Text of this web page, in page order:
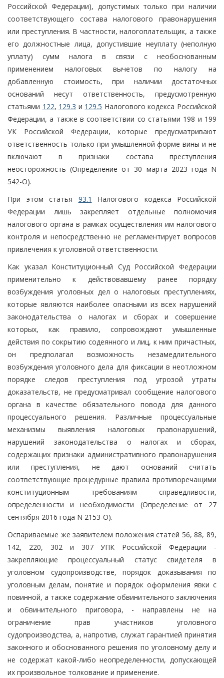
Российской Федерации), допустимых только при наличии
соответствующего состава налогового правонарушения
или преступления. В частности, налогоплательщик, а также
его должностные лица, допустившие неуплату (неполную
уплату) сумм налога в связи с необоснованным
применением налоговых вычетов по налогу на
добавленную стоимость, при наличии достаточных
оснований несут ответственность, предусмотренную
статьями 122, 129.3 и 129.5 Налогового кодекса Российской
Федерации, а также в соответствии со статьями 198 и 199
УК Российской Федерации, которые предусматривают
ответственность только при умышленной форме вины и не
включают в признаки состава преступления
неосторожность (Определение от 30 марта 2023 года N
542-О).
При этом статья 93.1
Налогового кодекса Российской
Федерации лишь закрепляет отдельные полномочия
налогового органа в рамках осуществления им налогового
контроля и непосредственно не регламентирует вопросов
привлечения к уголовной ответственности.
Как указал Конституционный Суд Российской Федерации
применительно к действовавшему ранее порядку
возбуждения уголовных дел о налоговых преступлениях,
которые являются наиболее опасными из всех нарушений
законодательства о налогах и сборах и совершение
которых, как правило, сопровождают умышленные
действия по сокрытию содеянного и лиц, к ним причастных,
он предполагал возможность незамедлительного
возбуждения уголовного дела для фиксации в неотложном
порядке следов преступления под угрозой утраты
доказательств, не предусматривал сообщение налогового
органа в качестве обязательного повода для данного
процессуального решения. Различные процессуальные
механизмы выявления налоговых правонарушений,
нарушений законодательства о налогах и сборах,
содержащих признаки административного правонарушения
или преступления, не дают оснований считать
соответствующие процедурные правила противоречащими
конституционным требованиям справедливости,
определенности и необходимости (Определение от 27
сентября 2016 года N 2153-О).
Оспариваемые же заявителем положения статей 56, 88, 89,
142, 220, 302 и 307 УПК Российской Федерации -
закрепляющие процессуальный статус свидетеля в
уголовном судопроизводстве, порядок доказывания по
уголовным делам, понятие и порядок оформления явки с
повинной, а также содержание обвинительного заключения
и обвинительного приговора, - направлены не на
ограничение прав участников уголовного
судопроизводства, а, напротив, служат гарантией принятия
законного и обоснованного решения по уголовному делу и
не содержат какой-либо неопределенности, допускающей
их произвольное толкование и применение.